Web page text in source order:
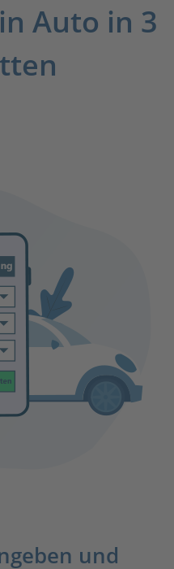
Auto in 3
und